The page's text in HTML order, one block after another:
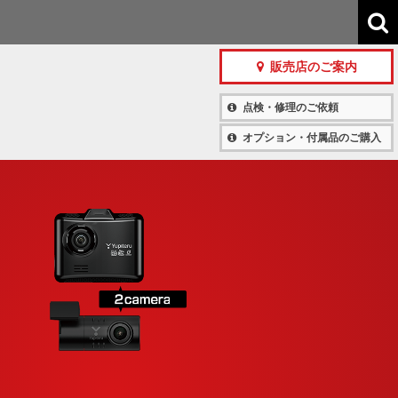
販売店のご案内
点検・修理のご依頼
オプション・付属品のご購入